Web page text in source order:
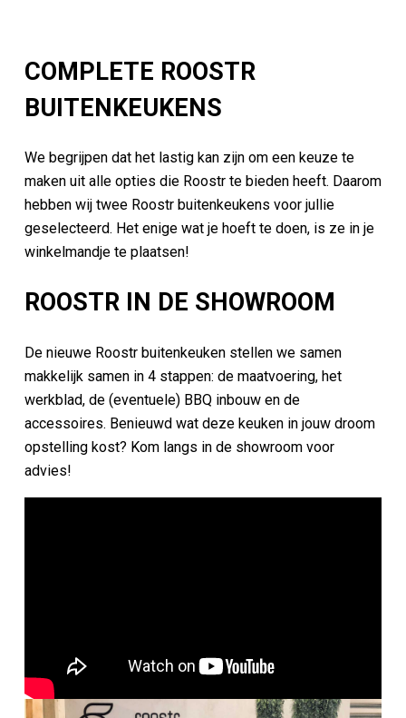
BUITENKEUKENS
maken uit alle opties die Roostr te bieden heeft. Daarom
hebben wij twee Roostr buitenkeukens voor jullie
geselecteerd. Het enige wat je hoeft te doen, is ze in je
winkelmandje te plaatsen!
makkelijk samen in 4 stappen: de maatvoering, het
werkblad, de (eventuele) BBQ inbouw en de
accessoires. Benieuwd wat deze keuken in jouw droom
opstelling kost? Kom langs in de showroom voor
advies!